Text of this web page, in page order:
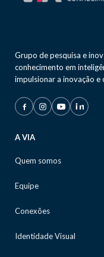
Grupo de pesquisa e
conhecimento em
impulsionar a inovação e
A VIA
Quem somos
Equipe
Conexões
Identidade Visual